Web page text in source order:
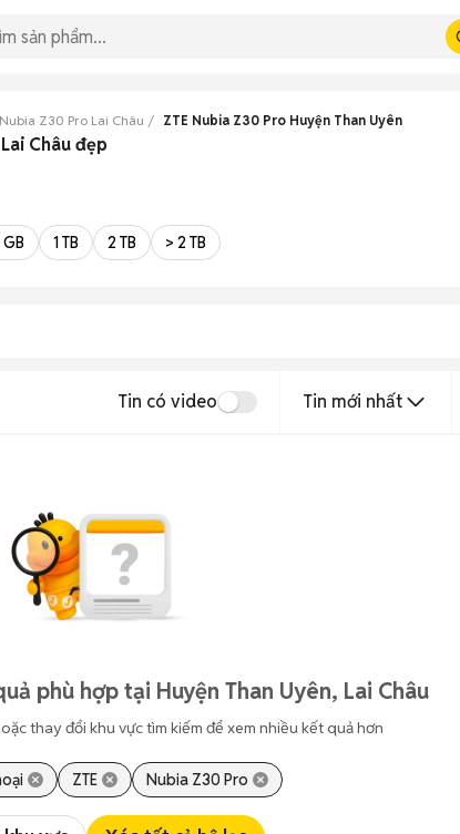
Z30 Pro Lai Châu ZTE Nubia Z30 Pro Huyện Than Uyên
Châu đẹp
GB 1 TB 2 TB > 2 TB
Tin có video Tin mới nhất
phù hợp tại Huyện Than Uyên, Lai Châu
thay đổi khu vực tìm kiếm để xem nhiều kết quả hơn
ZTE Nubia Z30 Pro